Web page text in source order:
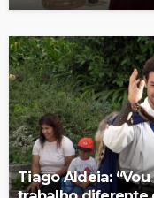
Tiago Aldeia: